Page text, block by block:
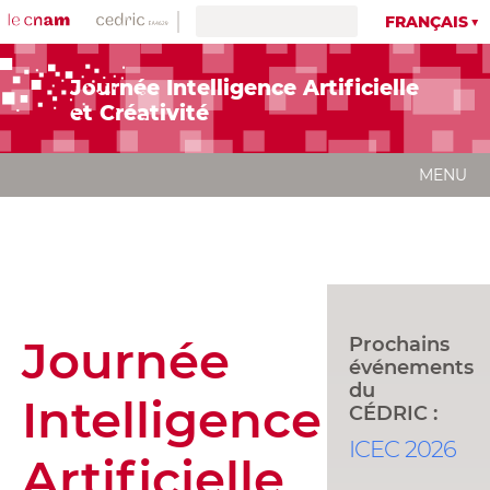
FRANÇAIS
Journée Intelligence Artificielle
et Créativité
MENU
Journée
Intelligence
Prochains
événements
du
CÉDRIC :
ICEC 2026